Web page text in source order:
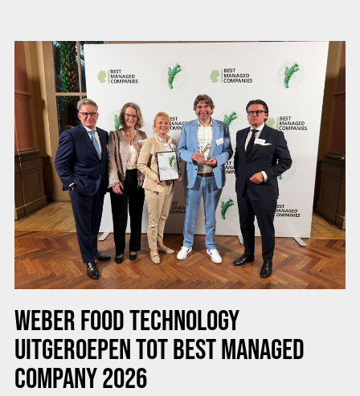
WEBER FOOD TECHNOLOGY
UITGEROEPEN TOT BEST MANAGED
COMPANY 2026